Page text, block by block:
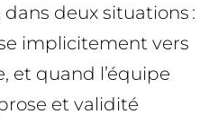
deux situations :
implicitement vers
et quand l’équipe
et validité